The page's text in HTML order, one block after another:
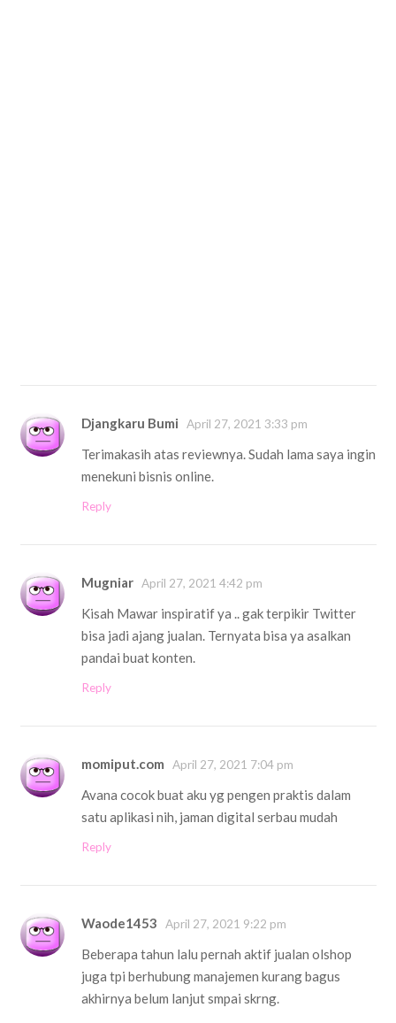
Djangkaru Bumi April 27, 2021 3:33 pm
Terimakasih atas reviewnya. Sudah lama saya ingin
menekuni bisnis online.
Reply
Mugniar April 27, 2021 4:42 pm
Kisah Mawar inspiratif ya .. gak terpikir Twitter
bisa jadi ajang jualan. Ternyata bisa ya asalkan
pandai buat konten.
Reply
momiput.com April 27, 2021 7:04 pm
Avana cocok buat aku yg pengen praktis dalam
satu aplikasi nih, jaman digital serbau mudah
Reply
Waode1453 April 27, 2021 9:22 pm
Beberapa tahun lalu pernah aktif jualan olshop
juga tpi berhubung manajemen kurang bagus
akhirnya belum lanjut smpai skrng.